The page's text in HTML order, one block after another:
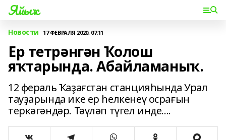
Яйыҡ
Новости 17 ФЕВРАЛЯ 2020, 07:11
Ер тетрәнгән Ҡолош
яҡтарында. Абайламаныҡ.
12 фераль Ҡаҙағстан станцияһында Урал
тауҙарында ике ер һелкенеү осрағын
теркәгәндәр. Тәүләп түгел инде....